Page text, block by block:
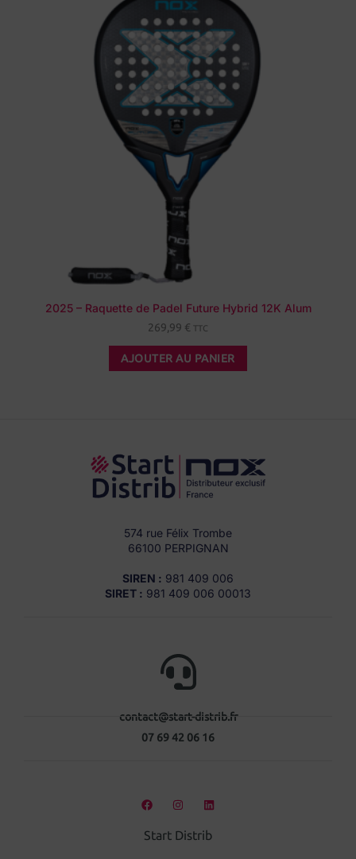
2025 – Raquette de Padel Future Hybrid 12K Alum
269,99 € TTC
AJOUTER AU PANIER
574 rue Félix Trombe
66100 PERPIGNAN
SIREN : 981 409 006
SIRET : 981 409 006 00013
contact@start-distrib.fr
07 69 42 06 16
Start Distrib